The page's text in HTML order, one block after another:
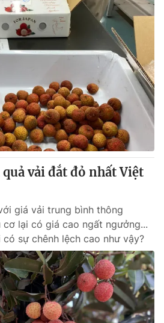
vải đắt đỏ nhất Việt
giá vải trung bình thông
lại có giá cao ngất ngưởng...
có sự chênh lệch cao như vậy?